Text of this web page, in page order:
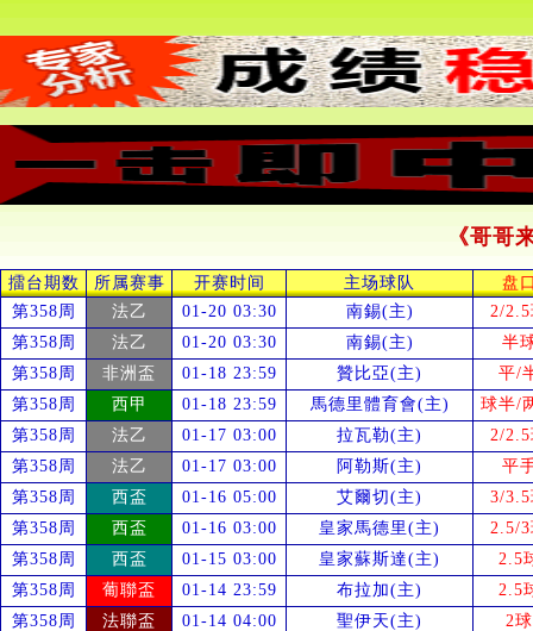
《哥哥
擂台期数 所属赛事 开赛时间 主场球队
盘
第358周
法乙 01-20 03:30 南錫(主)
2/
第358周
法乙 01-20 03:30 南錫(主)
半
第358周
非洲盃 01-18 23:59 贊比亞(主)
平/
第358周
西甲 01-18 23:59 馬德里體育會(主)
球半/
第358周
法乙 01-17 03:00 拉瓦勒(主)
2/
第358周
法乙 01-17 03:00 阿勒斯(主)
平
第358周
西盃 01-16 05:00 艾爾切(主)
3/
第358周
西盃 01-16 03:00 皇家馬德里(主)
2.5/
第358周
西盃 01-15 03:00 皇家蘇斯達(主)
2.5
第358周
葡聯盃 01-14 23:59 布拉加(主)
2.5
第358周
法聯盃 01-14 04:00 聖伊天(主)
2球